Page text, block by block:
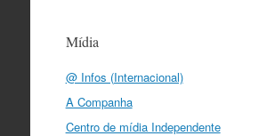
Mídia
@ Infos (Internacional)
A Companha
Centro de mídia Independente